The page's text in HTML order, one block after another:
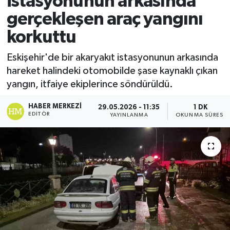
gerçekleşen araç yangını
korkuttu
Eskişehir'de bir akaryakıt istasyonunun arkasında
hareket halindeki otomobilde şase kaynaklı çıkan
yangın, itfaiye ekiplerince söndürüldü.
HABER MERKEZI
EDITÖR
29.05.2026 - 11:35
YAYINLANMA
1 DK
OKUNMA SÜRESI
Ekonomi
Sağlık
Tokat Haber